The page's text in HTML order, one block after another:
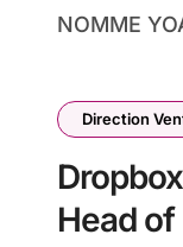
NOMME
Direction
Head of